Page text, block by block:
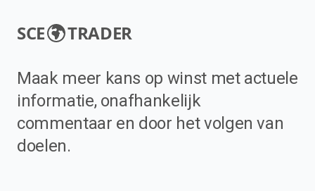
SCE TRADER
Maak meer kans op winst met actuele
informatie, onafhankelijk
commentaar en door het volgen van
doelen.